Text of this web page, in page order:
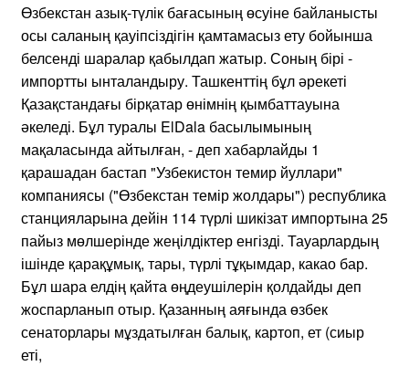
Өзбекстан азық-түлік бағасының өсуіне байланысты
осы саланың қауіпсіздігін қамтамасыз ету бойынша
белсенді шаралар қабылдап жатыр. Соның бірі -
импортты ынталандыру. Ташкенттің бұл әрекеті
Қазақстандағы бірқатар өнімнің қымбаттауына
әкеледі. Бұл туралы ElDala басылымының
мақаласында айтылған, - деп хабарлайды 1
қарашадан бастап "Узбекистон темир йуллари"
компаниясы ("Өзбекстан темір жолдары") республика
станцияларына дейін 114 түрлі шикізат импортына 25
пайыз мөлшерінде жеңілдіктер енгізді. Тауарлардың
ішінде қарақұмық, тары, түрлі тұқымдар, какао бар.
Бұл шара елдің қайта өңдеушілерін қолдайды деп
жоспарланып отыр. Қазанның аяғында өзбек
сенаторлары мұздатылған балық, картоп, ет (сиыр
еті,